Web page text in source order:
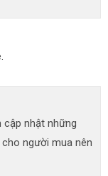
cập nhật những
người mua nên